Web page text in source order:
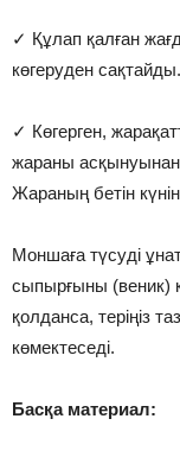
✓ Құлап қалған
көгеруден сақтайды.
✓ Көгерген,
жараны асқынуынан
Жараның бетін
Моншаға түсуді
сыпырғыны (веник)
қолданса, теріңіз
көмектеседі.
Басқа материал: